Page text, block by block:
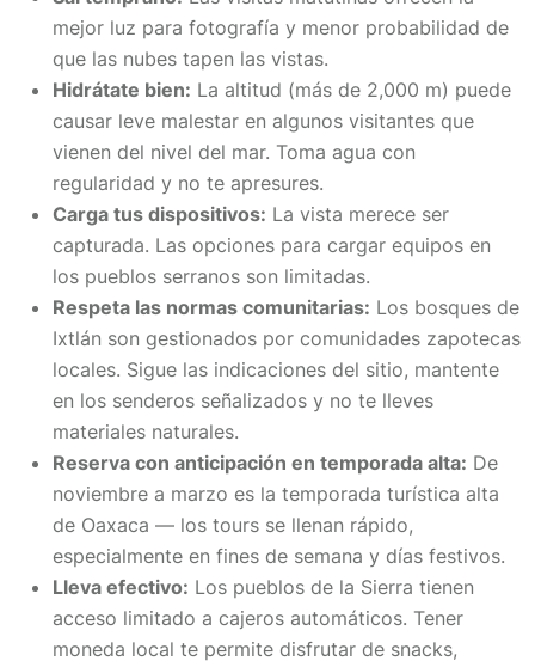
mejor luz para fotografía y menor probabilidad de
que las nubes tapen las vistas.
Hidrátate bien: La altitud (más de 2,000 m) puede
causar leve malestar en algunos visitantes que
vienen del nivel del mar. Toma agua con
regularidad y no te apresures.
Carga tus dispositivos: La vista merece ser
capturada. Las opciones para cargar equipos en
los pueblos serranos son limitadas.
Respeta las normas comunitarias: Los bosques de
Ixtlán son gestionados por comunidades zapotecas
locales. Sigue las indicaciones del sitio, mantente
en los senderos señalizados y no te lleves
materiales naturales.
Reserva con anticipación en temporada alta: De
noviembre a marzo es la temporada turística alta
de Oaxaca — los tours se llenan rápido,
especialmente en fines de semana y días festivos.
Lleva efectivo: Los pueblos de la Sierra tienen
acceso limitado a cajeros automáticos. Tener
moneda local te permite disfrutar de snacks,